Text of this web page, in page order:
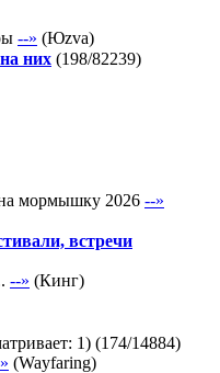
--» (Юzva)
них (198/82239)
мормышку 2026 --»
встречи
--» (Кинг)
1) (174/14884)
(Wayfaring)